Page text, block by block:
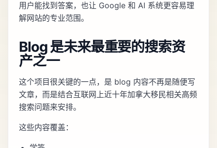
用户能找到答案，也让 Google 和 AI 系统更容易理
解网站的专业范围。
Blog 是未来最重要的搜索资
产之一
这个项目很关键的一点，是 blog 内容不再是随便写
文章，而是结合互联网上近十年加拿大移民相关高频
搜索问题来安排。
这些内容覆盖：